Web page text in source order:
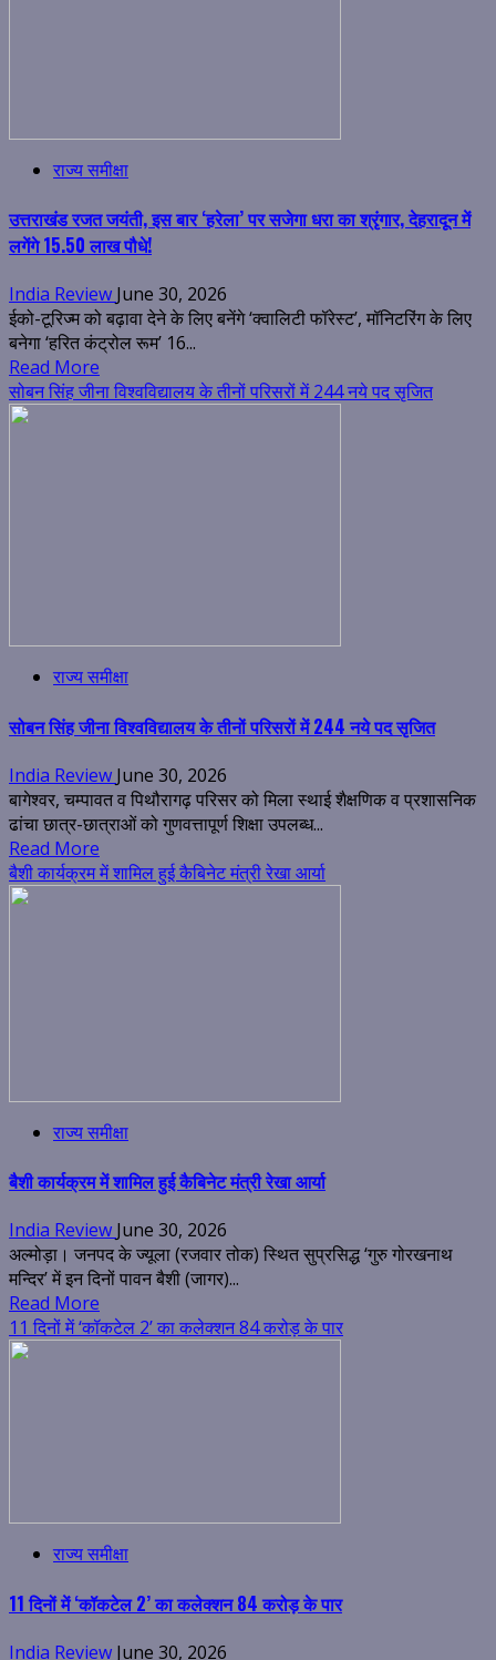
राज्य समीक्षा
उत्तराखंड रजत जयंती, इस बार ‘हरेला’ पर सजेगा धरा का श्रृंगार, देहरादून में
लगेंगे 15.50 लाख पौधे!
India Review June 30, 2026
ईको-टूरिज्म को बढ़ावा देने के लिए बनेंगे ‘क्वालिटी फॉरेस्ट’, मॉनिटरिंग के लिए
बनेगा ‘हरित कंट्रोल रूम’ 16...
Read More
सोबन सिंह जीना विश्वविद्यालय के तीनों परिसरों में 244 नये पद सृजित
राज्य समीक्षा
सोबन सिंह जीना विश्वविद्यालय के तीनों परिसरों में 244 नये पद सृजित
India Review June 30, 2026
बागेश्वर, चम्पावत व पिथौरागढ़ परिसर को मिला स्थाई शैक्षणिक व प्रशासनिक
ढांचा छात्र-छात्राओं को गुणवत्तापूर्ण शिक्षा उपलब्ध...
Read More
बैशी कार्यक्रम में शामिल हुई कैबिनेट मंत्री रेखा आर्या
राज्य समीक्षा
बैशी कार्यक्रम में शामिल हुई कैबिनेट मंत्री रेखा आर्या
India Review June 30, 2026
अल्मोड़ा। जनपद के ज्यूला (रजवार तोक) स्थित सुप्रसिद्ध ‘गुरु गोरखनाथ
मन्दिर’ में इन दिनों पावन बैशी (जागर)...
Read More
11 दिनों में ‘कॉकटेल 2’ का कलेक्शन 84 करोड़ के पार
राज्य समीक्षा
11 दिनों में ‘कॉकटेल 2’ का कलेक्शन 84 करोड़ के पार
India Review June 30, 2026